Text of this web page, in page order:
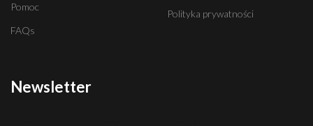
Pomoc
FAQs
Polityka prywatności
Newsletter